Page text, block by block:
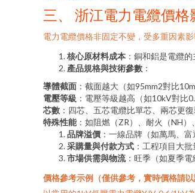
三、 浙江電力電纜價
電力電纜價格非固定不變，受多重因素影
核心原材料成本 ：銅和鋁是電纜
產品規格與技術參數 ：
導體截面 ：截面越大（如95mm2對比
電壓等級 ：電壓等級越高（如10kV對比
芯數 ：四芯、五芯電纜比單芯、兩芯更復
特殊性能：如阻燃（ZR）、耐火（NH）
品牌溢價 ：一線品牌（如萬馬、
采購量與付款方式 ：工程項目大
市場供需與物流：旺季（如夏季電
價格參考示例（僅供參考，實時價格請以